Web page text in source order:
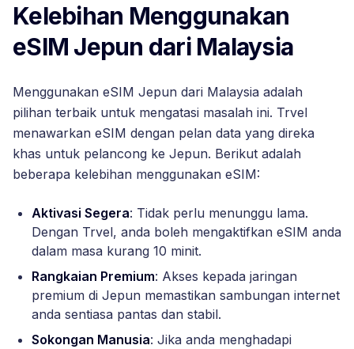
Kelebihan Menggunakan
eSIM Jepun dari Malaysia
Menggunakan eSIM Jepun dari Malaysia adalah
pilihan terbaik untuk mengatasi masalah ini. Trvel
menawarkan eSIM dengan pelan data yang direka
khas untuk pelancong ke Jepun. Berikut adalah
beberapa kelebihan menggunakan eSIM:
Aktivasi Segera: Tidak perlu menunggu lama.
Dengan Trvel, anda boleh mengaktifkan eSIM anda
dalam masa kurang 10 minit.
Rangkaian Premium: Akses kepada jaringan
premium di Jepun memastikan sambungan internet
anda sentiasa pantas dan stabil.
Sokongan Manusia: Jika anda menghadapi